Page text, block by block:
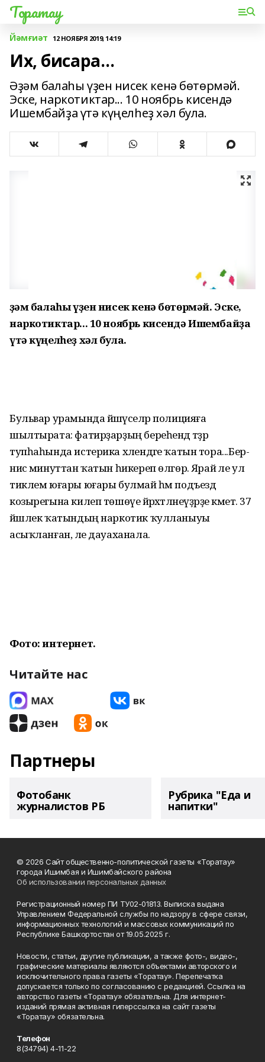
Торатау
Йәмғиәт 12 НОЯБРЯ 2019, 14:19
Их, бисара…
Әҙәм балаһы үҙен нисек кенә бөтөрмәй.
Эске, наркотиктар... 10 ноябрь кисендә
Ишембайҙа үтә күңелһеҙ хәл була.
Әҙәм балаһы үҙен нисек кенә бөтөрмәй. Эске,
наркотиктар... 10 ноябрь кисендә Ишембайҙа
үтә күңелһеҙ хәл була.
Бульвар урамында йәшәүселәр полицияға
шылтырата: фатирҙарҙың береһендә тәҙрә
тупһаһында истерика хәлендәге ҡатын тора...Бер-
нисә минуттан ҡатын һикереп өлгөрә. Ярай әле ул
тиклем юғары юғары булмай һәм подъезд
козырегына килеп төшөүе йәрәхәтләнеүҙәрҙе кәметә. 37
йәшлек ҡатындың наркотик ҡулланыуы
асыҡланған, әле дауаханала.
Фото: интернет.
Читайте нас
Партнеры
Фотобанк
журналистов РБ
Рубрика "Еда и
напитки"
© 2026 Сайт общественно-политической газеты «Торатау»
города Ишимбая и Ишимбайского района
Об использовании персональных данных
Регистрационный номер ПИ ТУ02-01813. Выписка выдана
Управлением Федеральной службы по надзору в сфере связи,
информационных технологий и массовых коммуникаций по
Республике Башкортостан от 19.05.2025 г.
Новости, статьи, другие публикации, а также фото-, видео-,
графические материалы являются объектами авторского и
исключительного права газеты «Торатау». Перепечатка
допускается только по согласованию с редакцией. Ссылка на
авторство газеты «Торатау» обязательна. Для интернет-
изданий прямая активная гиперссылка на сайт газеты
«Торатау» обязательна.
Телефон
8(34794) 4-11-22